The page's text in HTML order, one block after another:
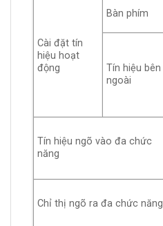
Cài đặt tín
hiệu hoạt
động
Bàn phím
Tín hiệu bên
ngoài
Tín hiệu ngõ vào đa chức
năng
Chỉ thị ngõ ra đa chức năng